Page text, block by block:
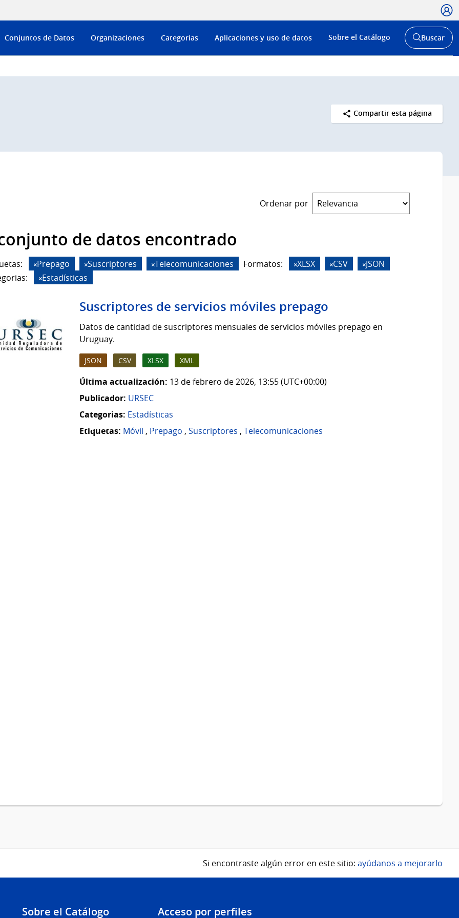
Menú
de
Conjuntos de Datos Organizaciones Categorias Aplicaciones y uso de datos Sobre el Catálogo
Abrir
buscador
Buscar
Compartir esta página
Ordenar por
de datos encontrado
Prepago Suscriptores Telecomunicaciones Formatos: XLSX CSV
JSON
Estadísticas
Suscriptores de servicios móviles prepago
Datos de cantidad de suscriptores mensuales de servicios móviles prepago en
Uruguay.
JSON CSV XLSX XML
Última actualización: 13 de febrero de 2026, 13:55 (UTC+00:00)
Publicador: URSEC
Categorias: Estadísticas
Etiquetas: Móvil , Prepago , Suscriptores , Telecomunicaciones
Si encontraste algún error en este sitio: ayúdanos a mejorarlo
Sobre el Catálogo Acceso por perfiles